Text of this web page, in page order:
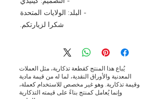
- البلد: الولايات المتحدة
شكرا لزيارتكم.
يُباع هذا المنتج كقطعة تذكارية، مثل العملات
المعدنية والأوراق النقدية، لما له من قيمة مادية
وقيمة تذكارية. وهو غير مخصص للاستخدام كعملة،
وإنما يُعامل كمنتج بناءً على قيمته التذكارية